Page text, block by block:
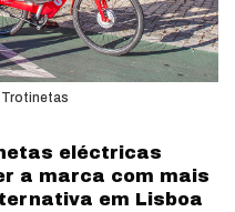
Trotinetas
eléctricas
a marca com mais
em Lisboa